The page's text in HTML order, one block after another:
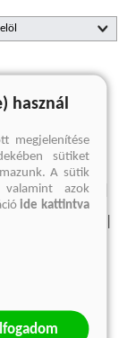
találat
nyilatkozat
használ
megjelenítése
sütiket
A sütik
valamint azok
ide kattintva